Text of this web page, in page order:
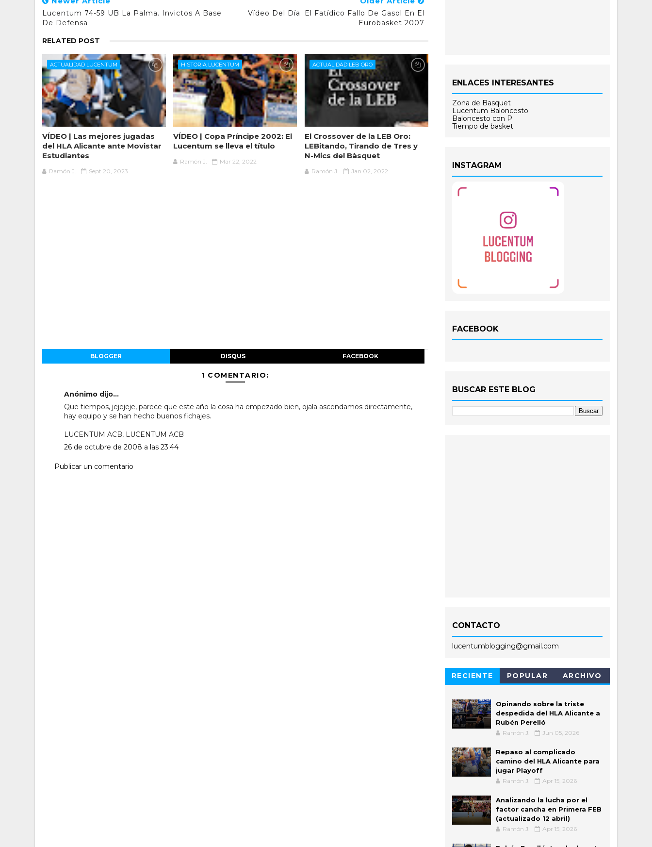
Lucentum 74-59 UB La Palma. Invictos A Base
De Defensa
Vídeo Del Día: El Fatídico Fallo De Gasol En El
Eurobasket 2007
RELATED POST
ACTUALIDAD LUCENTUM
VÍDEO | Las mejores jugadas
del HLA Alicante ante Movistar
Estudiantes
Ramón J. Sept 20, 2023
HISTORIA LUCENTUM
VÍDEO | Copa Príncipe 2002: El
Lucentum se lleva el título
Ramón J. Mar 22, 2022
ACTUALIDAD LEB ORO
El Crossover de la LEB Oro:
LEBitando, Tirando de Tres y
N-Mics del Bàsquet
Ramón J. Jan 02, 2022
BLOGGER DISQUS FACEBOOK
1 COMENTARIO:
Anónimo dijo...
Que tiempos, jejejeje, parece que este año la cosa ha empezado bien, ojala ascendamos directamente,
hay equipo y se han hecho buenos fichajes.
LUCENTUM ACB, LUCENTUM ACB
26 de octubre de 2008 a las 23:44
Publicar un comentario
ENLACES INTERESANTES
Zona de Basquet
Lucentum Baloncesto
Baloncesto con P
Tiempo de basket
INSTAGRAM
FACEBOOK
BUSCAR ESTE BLOG
CONTACTO
lucentumblogging@gmail.com
RECIENTE POPULAR ARCHIVO
Opinando sobre la triste
despedida del HLA Alicante a
Rubén Perelló
Ramón J. Jun 05, 2026
Repaso al complicado
camino del HLA Alicante para
jugar Playoff
Ramón J. Apr 15, 2026
Analizando la lucha por el
factor cancha en Primera FEB
(actualizado 12 abril)
Ramón J. Apr 15, 2026